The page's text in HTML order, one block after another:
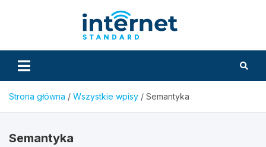
Strona główna Wszystkie wpisy Semantyka
Semantyka